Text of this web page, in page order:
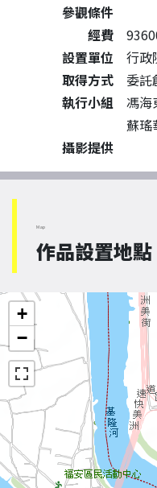
參觀條件
經費
設置單位
行政
取得方式
委託
執行小組
馮海
蘇瑤
攝影提供
Map
作品設置地點
+
−